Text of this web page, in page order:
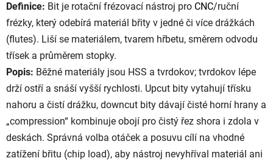
Definice: Bit je rotační frézovací nástroj pro CNC/ruční
frézky, který odebírá materiál břity v jedné či více drážkách
(flutes). Liší se materiálem, tvarem hřbetu, směrem odvodu
třísek a průměrem stopky.
Popis: Běžné materiály jsou HSS a tvrdokov; tvrdokov lépe
drží ostří a snáší vyšší rychlosti. Upcut bity vytahují třísku
nahoru a čistí drážku, downcut bity dávají čisté horní hrany a
„compression“ kombinuje obojí pro čistý řez shora i zdola v
deskách. Správná volba otáček a posuvu cílí na vhodné
zatížení břitu (chip load), aby nástroj nevyhříval materiál ani